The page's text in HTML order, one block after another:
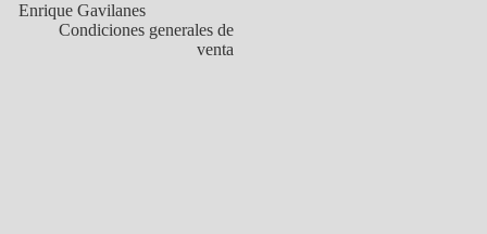
Enrique Gavilanes
Condiciones generales de
venta